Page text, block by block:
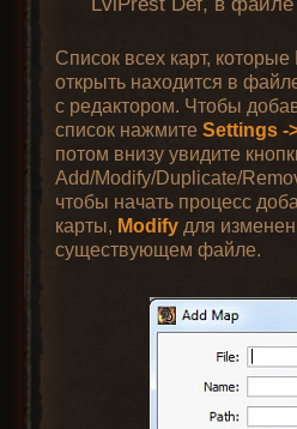
Список всех карт,
открыть находится в
с редактором. Чтобы
список нажмитеSettings -
потом внизу увидите
Add/Modify/Duplicate/
чтобы начать процесс
карты, Modify для
существующем файле.